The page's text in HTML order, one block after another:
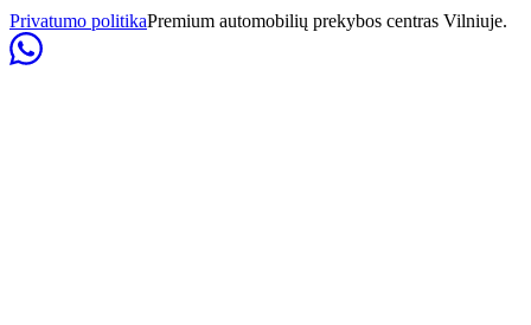
Privatumo politikaPremium automobilių prekybos centras Vilniuje.